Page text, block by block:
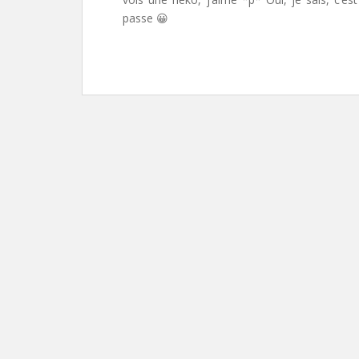
passe 😀